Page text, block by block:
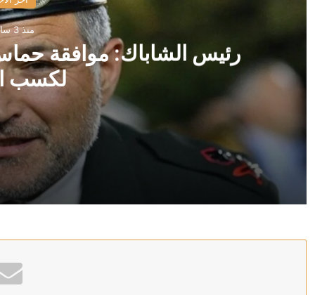
منذ 3 ساعات
رئيس الشاباك: موافقة
لكسب
منذ 3 ساعات
رئيس الشاباك: موافقة حماس على نزع السلاح “خدعة”